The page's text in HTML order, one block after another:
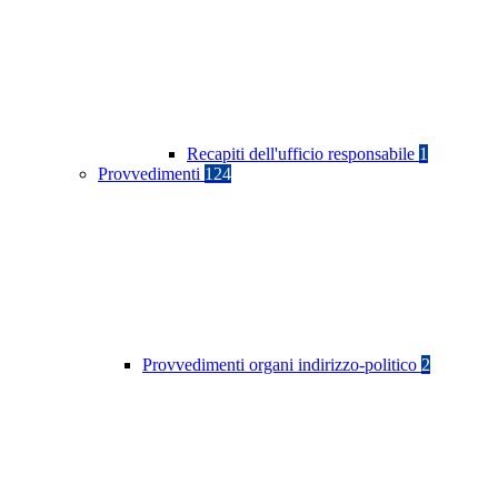
Recapiti dell'ufficio responsabile 1
Provvedimenti 124
Provvedimenti organi indirizzo-politico 2